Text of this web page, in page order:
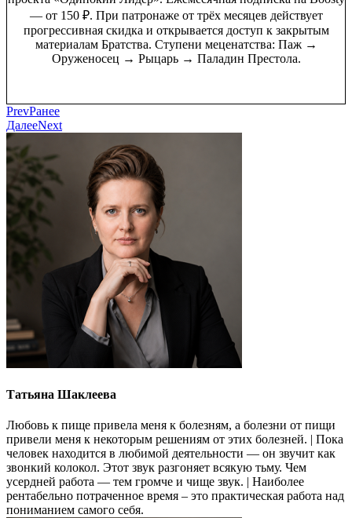
— от 150 ₽. При патронаже от трёх месяцев действует
прогрессивная скидка и открывается доступ к закрытым
материалам Братства. Ступени меценатства: Паж →
Оруженосец → Рыцарь → Паладин Престола.
PrevРанее
ДалееNext
Татьяна Шаклеева
Любовь к пище привела меня к болезням, а болезни от пищи
привели меня к некоторым решениям от этих болезней. | Пока
человек находится в любимой деятельности — он звучит как
звонкий колокол. Этот звук разгоняет всякую тьму. Чем
усердней работа — тем громче и чище звук. | Наиболее
рентабельно потраченное время – это практическая работа над
пониманием самого себя.